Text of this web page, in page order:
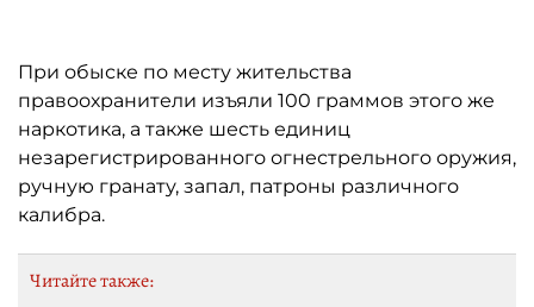
При обыске по месту жительства
правоохранители изъяли 100 граммов этого же
наркотика, а также шесть единиц
незарегистрированного огнестрельного оружия,
ручную гранату, запал, патроны различного
калибра.
Читайте также: